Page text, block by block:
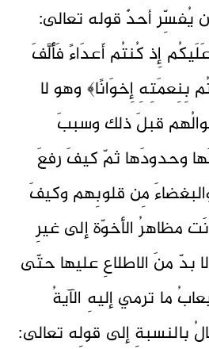
يُفسِّر أحدٌ قوله تعالى:
إِذ كُنتُم أَعدَاءً فَأَلَّفَ
بِنِعمَتِهِ إِخوَانًا﴾ وهو لا
قبلَ ذلك وسببَ
وحدودَها ثمّ كيفَ رفعَ
مِن قلوبِهم وكيفَ
مظاهرُ الأخوّة إلى غيرِ
بدّ منَ الاطلاعِ عليها حتّى
ما ترمي إليهِ الآيةُ
بالنسبةِ إلى قولِه تعالى: